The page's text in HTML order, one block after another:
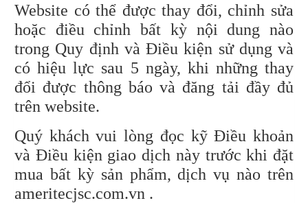
Website có thể được thay đổi, chỉnh sửa
hoặc điều chỉnh bất kỳ nội dung nào
trong Quy định và Điều kiện sử dụng và
có hiệu lực sau 5 ngày, khi những thay
đổi được thông báo và đăng tải đầy đủ
trên website.
Quý khách vui lòng đọc kỹ Điều khoản
và Điều kiện giao dịch này trước khi đặt
mua bất kỳ sản phẩm, dịch vụ nào trên
ameritecjsc.com.vn .